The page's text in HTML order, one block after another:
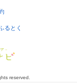
るとく
reserved.